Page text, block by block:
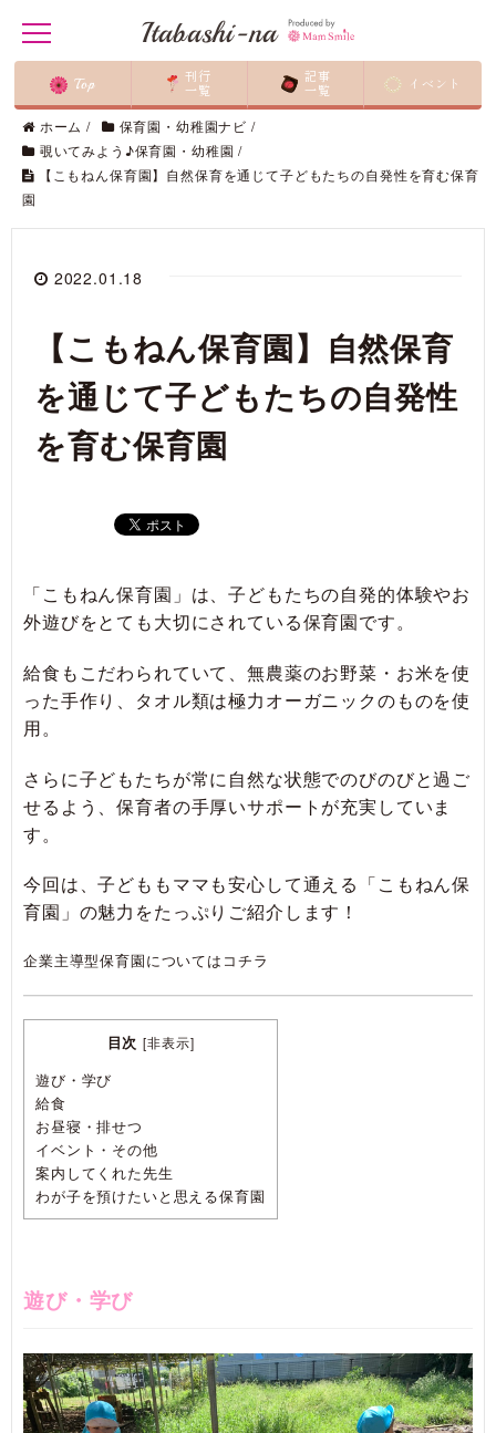
t
o
l
e
n
a
a
i
o
Itabashi-na
Top
刊行
一覧
記事
一覧
イベント
ホーム / 保育園・幼稚園ナビ /
覗いてみよう♪保育園・幼稚園 /
【こもねん保育園】自然保育を通じて子どもたちの自発性を育む保育
園
2022.01.18
【こもねん保育園】自然保育
を通じて子どもたちの自発性
を育む保育園
「こもねん保育園」は、子どもたちの自発的体験やお
外遊びをとても大切にされている保育園です。
給食もこだわられていて、無農薬のお野菜・お米を使
った手作り、タオル類は極力オーガニックのものを使
用。
さらに子どもたちが常に自然な状態でのびのびと過ご
せるよう、保育者の手厚いサポートが充実していま
す。
今回は、子どももママも安心して通える「こもねん保
育園」の魅力をたっぷりご紹介します！
企業主導型保育園については コチラ
目次 [非表示]
遊び・学び
給食
お昼寝・排せつ
イベント・その他
案内してくれた先生
わが子を預けたいと思える保育園
遊び・学び